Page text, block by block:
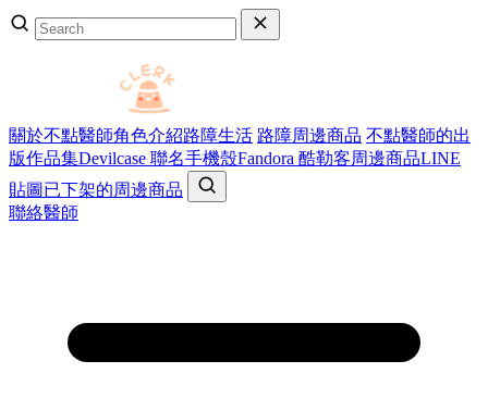
關於不點醫師角色介紹路障生活 路障周邊商品 不點醫師的出
版作品集Devilcase 聯名手機殼Fandora 酷勒客周邊商品LINE
貼圖 已下架的周邊商品
聯絡醫師